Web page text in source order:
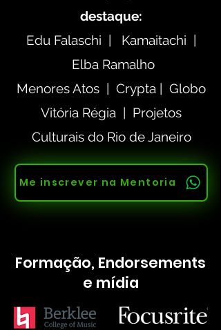
destaque:
Edu Falaschi | Kamaitachi |
Elba Ramalho
Menores Atos | Crypta | Globo
Vitória Régia | Projetos
Culturais do Rio de Janeiro
Me inscrever na Mentoria
Formação, Endorsements
e mídia